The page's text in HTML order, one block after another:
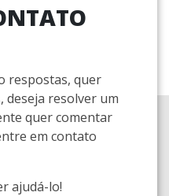
respostas, quer
deseja resolver um
quer comentar
em contato
ajudá-lo!